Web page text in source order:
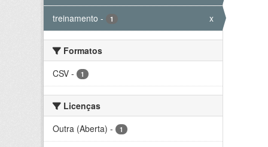
treinamento - 1 x
Formatos
CSV - 1
Licenças
Outra (Aberta) - 1